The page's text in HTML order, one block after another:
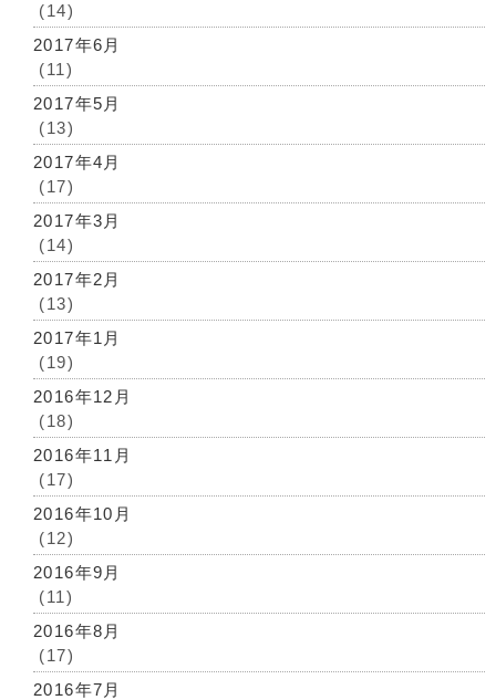
(14)
2017年6月
(11)
2017年5月
(13)
2017年4月
(17)
2017年3月
(14)
2017年2月
(13)
2017年1月
(19)
2016年12月
(18)
2016年11月
(17)
2016年10月
(12)
2016年9月
(11)
2016年8月
(17)
2016年7月